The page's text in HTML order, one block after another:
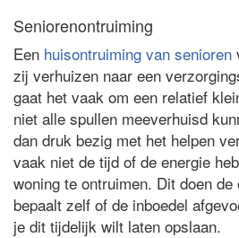
Seniorenontruiming
Een huisontruiming van senioren
zij verhuizen naar een
gaat het vaak om een relatief
niet alle spullen meeverhuisd
dan druk bezig met het helpen
vaak niet de tijd of de energie
woning te ontruimen. Dit doen
bepaalt zelf of de inboedel
je dit tijdelijk wilt laten opslaan.